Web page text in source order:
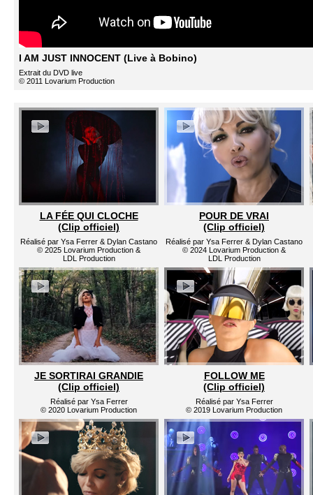
I AM JUST INNOCENT (Live à Bobino)
Extrait du DVD live
© 2011 Lovarium Production
LA FÉE QUI CLOCHE
(Clip officiel)
POUR DE VRAI
(Clip officiel)
Réalisé par Ysa Ferrer & Dylan Castano
© 2025 Lovarium Production &
LDL Production
Réalisé par Ysa Ferrer & Dylan Castano
© 2024 Lovarium Production &
LDL Production
JE SORTIRAI GRANDIE
(Clip officiel)
FOLLOW ME
(Clip officiel)
Réalisé par Ysa Ferrer
© 2020 Lovarium Production
Réalisé par Ysa Ferrer
© 2019 Lovarium Production